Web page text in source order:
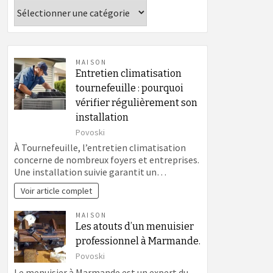
MAISON
Entretien climatisation
tournefeuille : pourquoi
vérifier régulièrement son
installation
Povoski
À Tournefeuille, l’entretien climatisation
concerne de nombreux foyers et entreprises.
Une installation suivie garantit un…
Voir article complet
MAISON
Les atouts d’un menuisier
professionnel à Marmande.
Povoski